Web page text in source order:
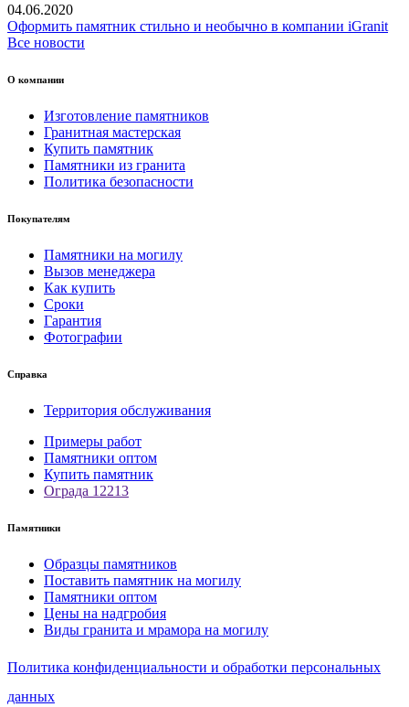
04.06.2020
Оформить памятник стильно и необычно в компании iGranit
Все новости
О компании
Изготовление памятников
Гранитная мастерская
Купить памятник
Памятники из гранита
Политика безопасности
Покупателям
Памятники на могилу
Вызов менеджера
Как купить
Сроки
Гарантия
Фотографии
Справка
Территория обслуживания
Примеры работ
Памятники оптом
Купить памятник
Ограда 12213
Памятники
Образцы памятников
Поставить памятник на могилу
Памятники оптом
Цены на надгробия
Виды гранита и мрамора на могилу
Политика конфиденциальности и обработки персональных
данных